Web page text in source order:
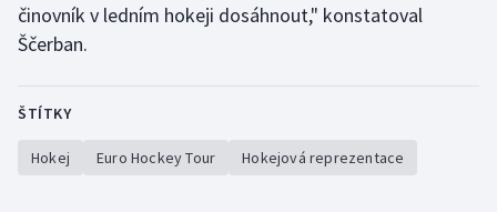
činovník v ledním hokeji dosáhnout," konstatoval
Ščerban.
ŠTÍTKY
Hokej Euro Hockey Tour Hokejová reprezentace